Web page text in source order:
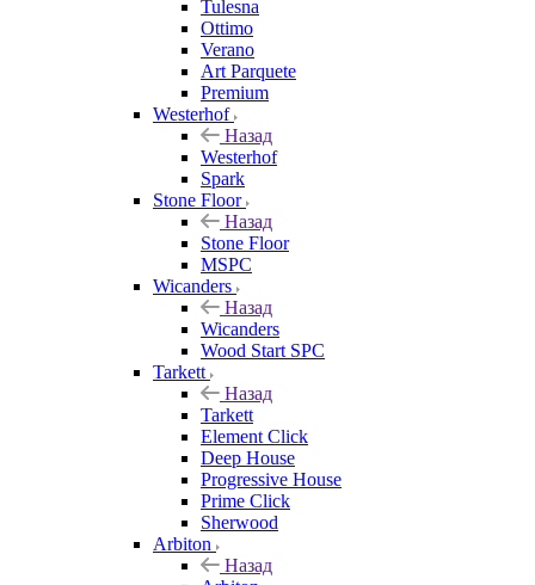
Tulesna
Ottimo
Verano
Art Parquete
Premium
Westerhof
Назад
Westerhof
Spark
Stone Floor
Назад
Stone Floor
MSPC
Wicanders
Назад
Wicanders
Wood Start SPC
Tarkett
Назад
Tarkett
Element Click
Deep House
Progressive House
Prime Click
Sherwood
Arbiton
Назад